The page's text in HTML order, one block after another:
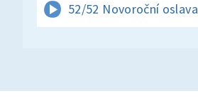
52/52 Novoroční oslava